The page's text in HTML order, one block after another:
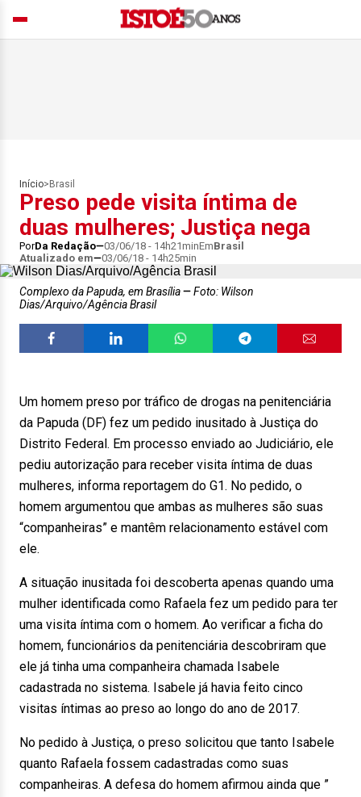
Início> Brasil
Preso pede visita íntima de
duas mulheres; Justiça nega
PorDa Redação 03/06/18 - 14h21minEmBrasil
Atualizado em
03/06/18 - 14h25min
Complexo da Papuda, em Brasília
Foto: Wilson
Dias/Arquivo/Agência Brasil
Um homem preso por tráfico de drogas na penitenciária
da Papuda (DF) fez um pedido inusitado à Justiça do
Distrito Federal. Em processo enviado ao Judiciário, ele
pediu autorização para receber visita íntima de duas
mulheres, informa reportagem do G1. No pedido, o
homem argumentou que ambas as mulheres são suas
“companheiras” e mantêm relacionamento estável com
ele.
A situação inusitada foi descoberta apenas quando uma
mulher identificada como Rafaela fez um pedido para ter
uma visita íntima com o homem. Ao verificar a ficha do
homem, funcionários da penitenciária descobriram que
ele já tinha uma companheira chamada Isabele
cadastrada no sistema. Isabele já havia feito cinco
visitas íntimas ao preso ao longo do ano de 2017.
No pedido à Justiça, o preso solicitou que tanto Isabele
quanto Rafaela fossem cadastradas como suas
companheiras. A defesa do homem afirmou ainda que ”